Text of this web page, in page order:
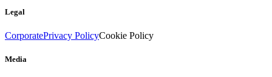
Legal
CorporatePrivacy PolicyCookie Policy
Media